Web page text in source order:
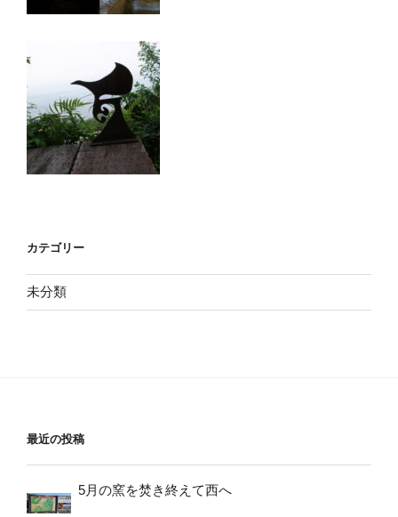
カテゴリー
未分類
最近の投稿
5月の窯を焚き終えて西へ